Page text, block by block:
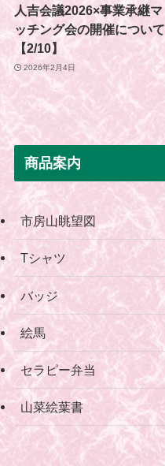
人吉会議2026×事業承継マ
ッチング会の開催について
【2/10】
2026年2月4日
商品案内
市房山眺望図
Tシャツ
バッジ
絵馬
セラピー弁当
山菜絵葉書